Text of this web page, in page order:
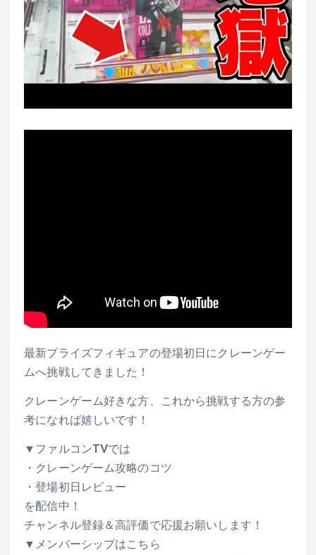
最新プライズフィギュアの登場初日にクレーンゲー
ムへ挑戦してきました！
クレーンゲーム好きな方、これから挑戦する方の参
考になれば嬉しいです！
▼ファルコンTVでは
・クレーンゲーム攻略のコツ
・登場初日レビュー
を配信中！
チャンネル登録＆高評価で応援お願いします！
▼メンバーシップはこちら